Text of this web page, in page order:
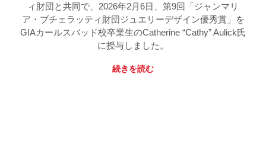
ィ財団と共同で、2026年2月6日、第9回「ジャンマリ
ア・ブチェラッティ財団ジュエリーデザイン優秀賞」を
GIAカールスバッド校卒業生のCatherine “Cathy” Aulick氏
に授与しました。
続きを読む